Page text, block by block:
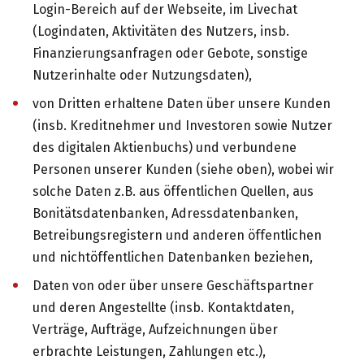
Login-Bereich auf der Webseite, im Livechat
(Logindaten, Aktivitäten des Nutzers, insb.
Finanzierungsanfragen oder Gebote, sonstige
Nutzerinhalte oder Nutzungsdaten),
von Dritten erhaltene Daten über unsere Kunden
(insb. Kreditnehmer und Investoren sowie Nutzer
des digitalen Aktienbuchs) und verbundene
Personen unserer Kunden (siehe oben), wobei wir
solche Daten z.B. aus öffentlichen Quellen, aus
Bonitätsdatenbanken, Adressdatenbanken,
Betreibungsregistern und anderen öffentlichen
und nichtöffentlichen Datenbanken beziehen,
Daten von oder über unsere Geschäftspartner
und deren Angestellte (insb. Kontaktdaten,
Verträge, Aufträge, Aufzeichnungen über
erbrachte Leistungen, Zahlungen etc.),